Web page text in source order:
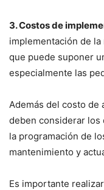
3. Costos de
implementación de
que puede suponer
especialmente las
Además del costo de
deben considerar los
la programación de
mantenimiento y
Es importante